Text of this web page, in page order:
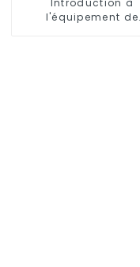
l'équipement de